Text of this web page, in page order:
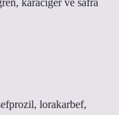
karaciğer ve safra
lorakarbef,